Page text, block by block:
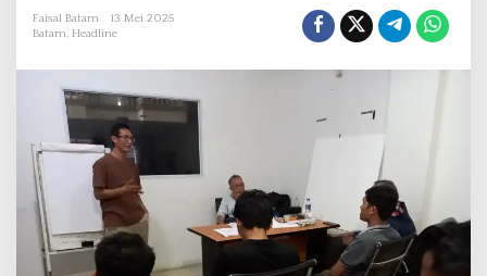
u
P
I
t
Faisal Batam
13 Mei 2025
Batam, Headline